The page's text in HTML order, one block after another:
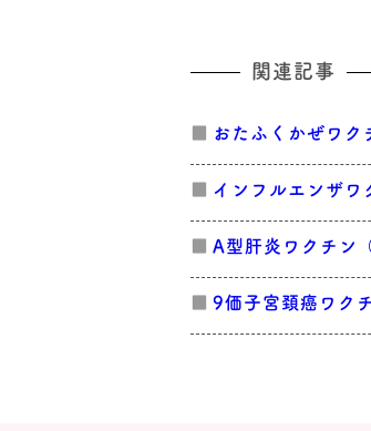
関連記事
おたふくかぜワ
インフルエンザワ
A型肝炎ワクチン
9価子宮頚癌ワク